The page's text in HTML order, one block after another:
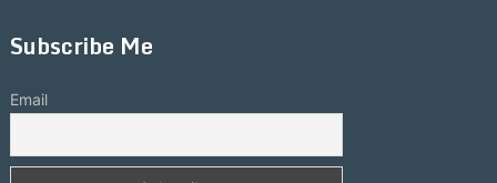
Subscribe Me
Email